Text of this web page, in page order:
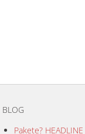
BLOG
Pakete?